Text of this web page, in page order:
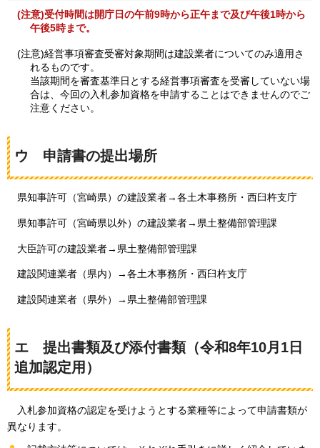
(注意)受付時間は開庁日の午前9時から正午まで及び午後1時から
午後5時まで。
(注意)経営事項審査受審対象期間は建設業者についてのみ適用さ
れるものです。
当該期間を審査基準日とする経営事項審査を受審していない場
合は、今回の入札参加資格を申請することはできませんのでご
注意ください。
ウ 申請書の提出場所
県知事許可（宮崎県）の建設業者→各土木事務所・西臼杵支庁
県知事許可（宮崎県以外）の建設業者→県土整備部管理課
大臣許可の建設業者→県土整備部管理課
建設関連業者（県内）→各土木事務所・西臼杵支庁
建設関連業者（県外）→県土整備部管理課
エ 提出書類及び添付書類（令和8年10月1日
追加認定用）
入札参加資格の認定を受けようとする業種等によって申請書類が
異なります。